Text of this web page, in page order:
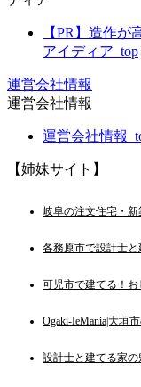
【PR】造作
アイディア_top
運営会社情報
運営会社情報
運営会社情報
【姉妹サイト】
岐阜の注文住宅・
各務原市で設計士
可児市で建てる！
Ogaki-IeMania|大垣
設計士と建てる家の